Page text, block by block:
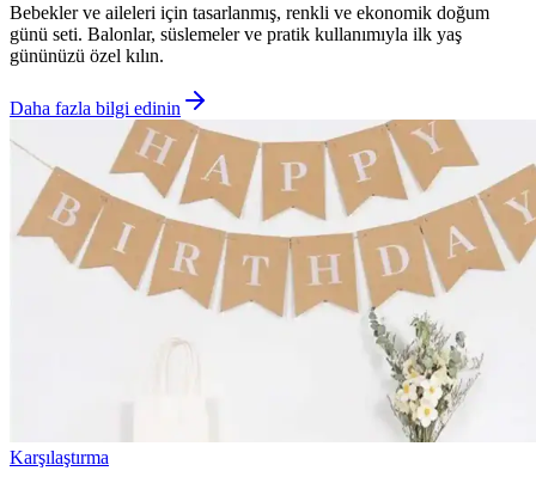
Bebekler ve aileleri için tasarlanmış, renkli ve ekonomik doğum
günü seti. Balonlar, süslemeler ve pratik kullanımıyla ilk yaş
gününüzü özel kılın.
Daha fazla bilgi edinin
Karşılaştırma